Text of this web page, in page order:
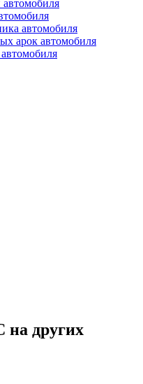
автомобиля
арок автомобиля
на других